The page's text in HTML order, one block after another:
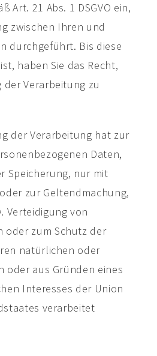
Art. 21 Abs. 1 DSGVO ein,
zwischen Ihren und
durchgeführt. Bis diese
haben Sie das Recht,
Verarbeitung zu
der Verarbeitung hat zur
Daten,
Speicherung, nur mit
zur Geltendmachung,
Verteidigung von
oder zum Schutz der
natürlichen oder
oder aus Gründen eines
Interesses der Union
verarbeitet